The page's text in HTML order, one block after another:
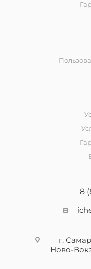
8
г.
Ново-